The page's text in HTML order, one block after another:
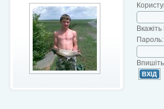
Пароль: